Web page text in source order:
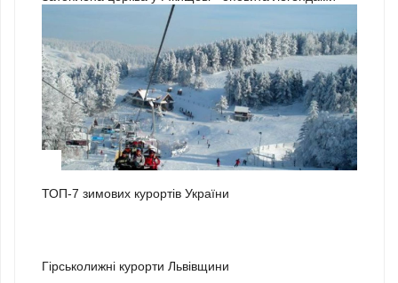
ТОП-7 зимових курортів України
Гірськолижні курорти Львівщини